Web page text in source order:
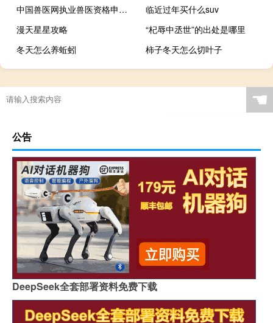
中国兽医网执业兽医资格申请流程 执业兽医成绩查询
临近过年买什么suv
漫天星星攻略
“杞辱中丞世”的出处是哪里
冬天怎么养蚯蚓
柿子冬天怎么切叶子
美标马桶属于什么档次
☚
公告
DeepSeek全套部署资料免费下载